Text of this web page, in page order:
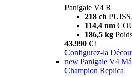
Panigale V4 R
218 ch
114,4 nm
186,5 kg
43.990 € i
Configurez-la
new Panigale V4
Champion Replica